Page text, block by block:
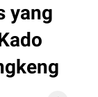
yang